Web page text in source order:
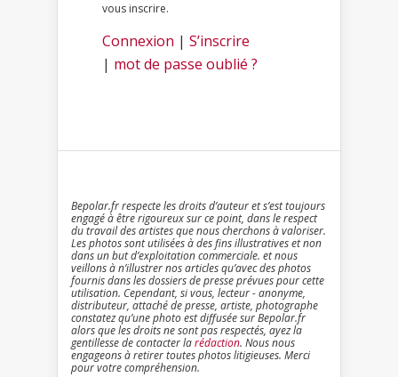
vous inscrire.
Connexion | S’inscrire
| mot de passe oublié ?
Bepolar.fr respecte les droits d’auteur et s’est toujours
engagé à être rigoureux sur ce point, dans le respect
du travail des artistes que nous cherchons à valoriser.
Les photos sont utilisées à des fins illustratives et non
dans un but d’exploitation commerciale. et nous
veillons à n’illustrer nos articles qu’avec des photos
fournis dans les dossiers de presse prévues pour cette
utilisation. Cependant, si vous, lecteur - anonyme,
distributeur, attaché de presse, artiste, photographe
constatez qu’une photo est diffusée sur Bepolar.fr
alors que les droits ne sont pas respectés, ayez la
gentillesse de contacter larédaction. Nous nous
engageons à retirer toutes photos litigieuses. Merci
pour votre compréhension.